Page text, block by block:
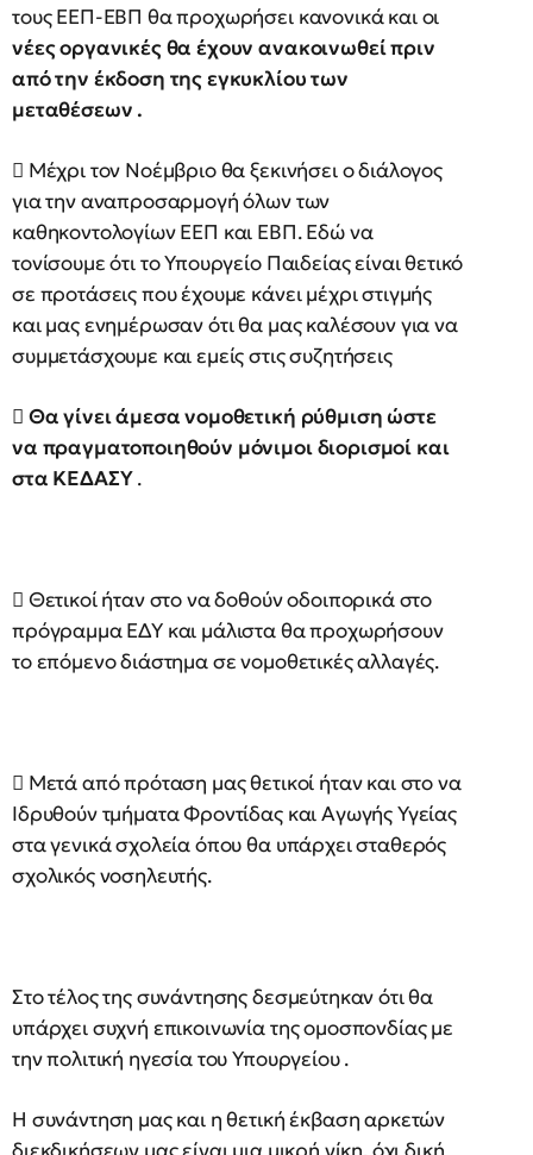
τους ΕΕΠ-ΕΒΠ θα προχωρήσει κανονικά και οι
νέες οργανικές θα έχουν ανακοινωθεί πριν
από την έκδοση της εγκυκλίου των
μεταθέσεων .
 Μέχρι τον Νοέμβριο θα ξεκινήσει ο διάλογος
για την αναπροσαρμογή όλων των
καθηκοντολογίων ΕΕΠ και ΕΒΠ. Εδώ να
τονίσουμε ότι το Υπουργείο Παιδείας είναι θετικό
σε προτάσεις που έχουμε κάνει μέχρι στιγμής
και μας ενημέρωσαν ότι θα μας καλέσουν για να
συμμετάσχουμε και εμείς στις συζητήσεις
 Θα γίνει άμεσα νομοθετική ρύθμιση ώστε
να πραγματοποιηθούν μόνιμοι διορισμοί και
στα ΚΕΔΑΣΥ.
 Θετικοί ήταν στο να δοθούν οδοιπορικά στο
πρόγραμμα ΕΔΥ και μάλιστα θα προχωρήσουν
το επόμενο διάστημα σε νομοθετικές αλλαγές.
 Μετά από πρόταση μας θετικοί ήταν και στο να
Ιδρυθούν τμήματα Φροντίδας και Αγωγής Υγείας
στα γενικά σχολεία όπου θα υπάρχει σταθερός
σχολικός νοσηλευτής.
Στο τέλος της συνάντησης δεσμεύτηκαν ότι θα
υπάρχει συχνή επικοινωνία της ομοσπονδίας με
την πολιτική ηγεσία του Υπουργείου .
Η συνάντηση μας και η θετική έκβαση αρκετών